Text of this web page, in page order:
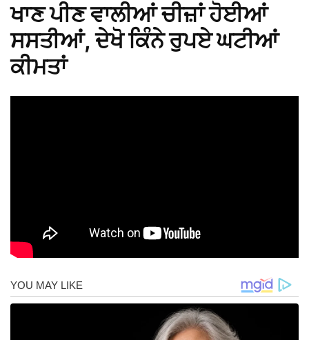
ਖਾਣ ਪੀਣ ਵਾਲੀਆਂ ਚੀਜ਼ਾਂ ਹੋਈਆਂ
ਸਸਤੀਆਂ, ਦੇਖੋ ਕਿੰਨੇ ਰੁਪਏ ਘਟੀਆਂ
ਕੀਮਤਾਂ